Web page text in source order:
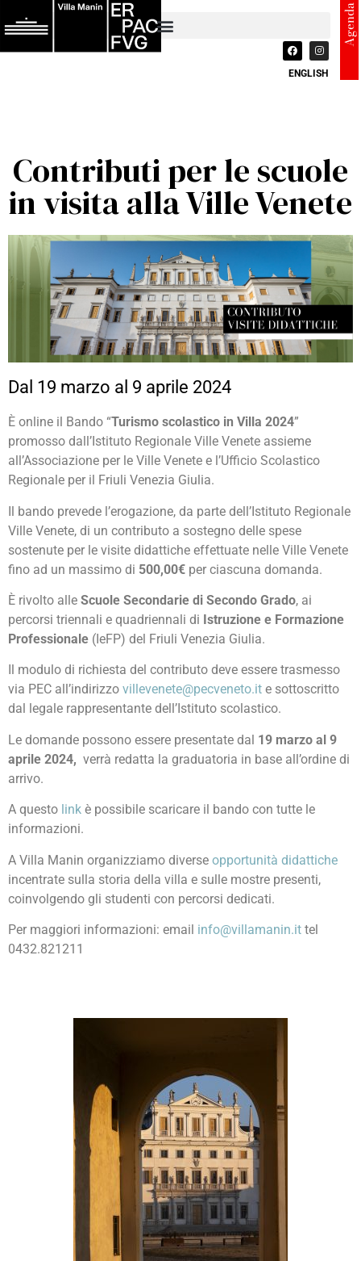
ENGLISH
Agenda
Contributi per le scuole
in visita alla Ville Venete
Dal 19 marzo al 9 aprile 2024
È online il Bando “Turismo scolastico in Villa 2024”
promosso dall’Istituto Regionale Ville Venete assieme
all’Associazione per le Ville Venete e l’Ufficio Scolastico
Regionale per il Friuli Venezia Giulia.
Il bando prevede l’erogazione, da parte dell’Istituto Regionale
Ville Venete, di un contributo a sostegno delle spese
sostenute per le visite didattiche effettuate nelle Ville Venete
fino ad un massimo di 500,00€ per ciascuna domanda.
È rivolto alle Scuole Secondarie di Secondo Grado, ai
percorsi triennali e quadriennali di Istruzione e Formazione
Professionale (IeFP) del Friuli Venezia Giulia.
Il modulo di richiesta del contributo deve essere trasmesso
via PEC all’indirizzo villevenete@pecveneto.it e sottoscritto
dal legale rappresentante dell’Istituto scolastico.
Le domande possono essere presentate dal 19 marzo al 9
aprile 2024, verrà redatta la graduatoria in base all’ordine di
arrivo.
A questo link è possibile scaricare il bando con tutte le
informazioni.
A Villa Manin organizziamo diverse opportunità didattiche
incentrate sulla storia della villa e sulle mostre presenti,
coinvolgendo gli studenti con percorsi dedicati.
Per maggiori informazioni: email info@villamanin.it tel
0432.821211